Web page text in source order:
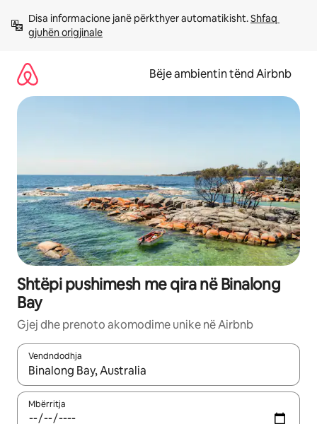
përmbajtja
Disa informacione janë përkthyer automatikisht. Shfaq
gjuhën origjinale
Bëje ambientin tënd Airbnb
Shtëpi pushimesh me qira në Binalong
Bay
Gjej dhe prenoto akomodime unike në Airbnb
Vendndodhja
Kur rezultatet të jenë të disponueshme, lëviz me butonat e
Mbërritja